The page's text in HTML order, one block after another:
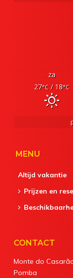
za
27°C/ 18°C
MENU
Altijd vakantie
Prijzen en
CONTACT
Monte do
Pomba